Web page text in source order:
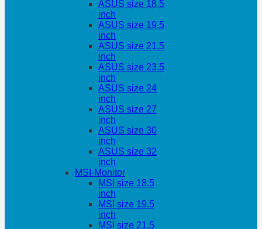
ASUS size 18.5
inch
ASUS size 19.5
inch
ASUS size 21.5
inch
ASUS size 23.5
inch
ASUS size 24
inch
ASUS size 27
inch
ASUS size 30
inch
ASUS size 32
inch
MSI-Monitor
MSI size 18.5
inch
MSI size 19.5
inch
MSI size 21.5